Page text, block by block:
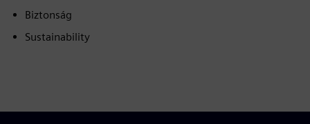
Biztonság
Sustainability